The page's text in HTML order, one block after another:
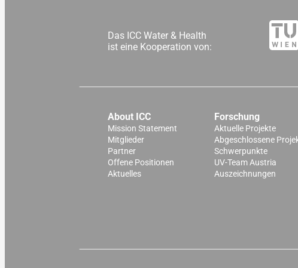
Das ICC Water & Health
ist eine Kooperation von:
About ICC
Mission Statement
Mitglieder
Partner
Offene Positionen
Aktuelles
Forschung
Aktuelle Projekte
Abgeschlossene
Schwerpunkte
UV-Team Austria
Auszeichnungen